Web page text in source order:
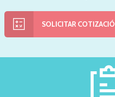
SOLICITAR